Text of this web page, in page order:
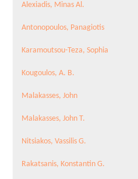
Alexiadis, Minas Al.
Antonopoulos, Panagiotis
Karamoutsou-Teza, Sophia
Kougoulos, A. B.
Malakasses, John
Malakasses, John T.
Nitsiakos, Vassilis G.
Rakatsanis, Konstantin G.